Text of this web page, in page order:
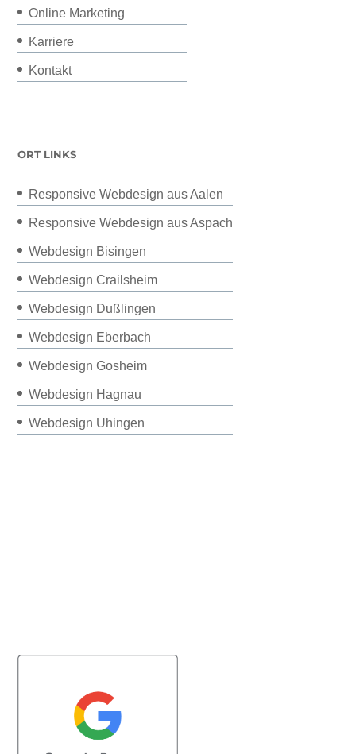
Online Marketing
Karriere
Kontakt
ORT LINKS
Responsive Webdesign aus Aalen
Responsive Webdesign aus Aspach
Webdesign Bisingen
Webdesign Crailsheim
Webdesign Dußlingen
Webdesign Eberbach
Webdesign Gosheim
Webdesign Hagnau
Webdesign Uhingen